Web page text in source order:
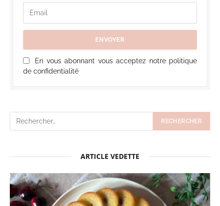
En vous abonnant vous acceptez notre politique
de confidentialité
ARTICLE VEDETTE